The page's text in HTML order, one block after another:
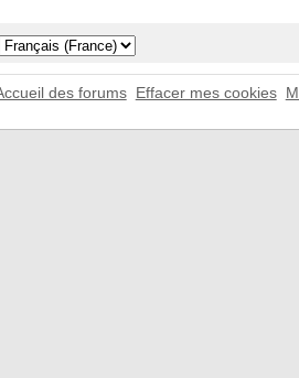
des forums Effacer mes cookies